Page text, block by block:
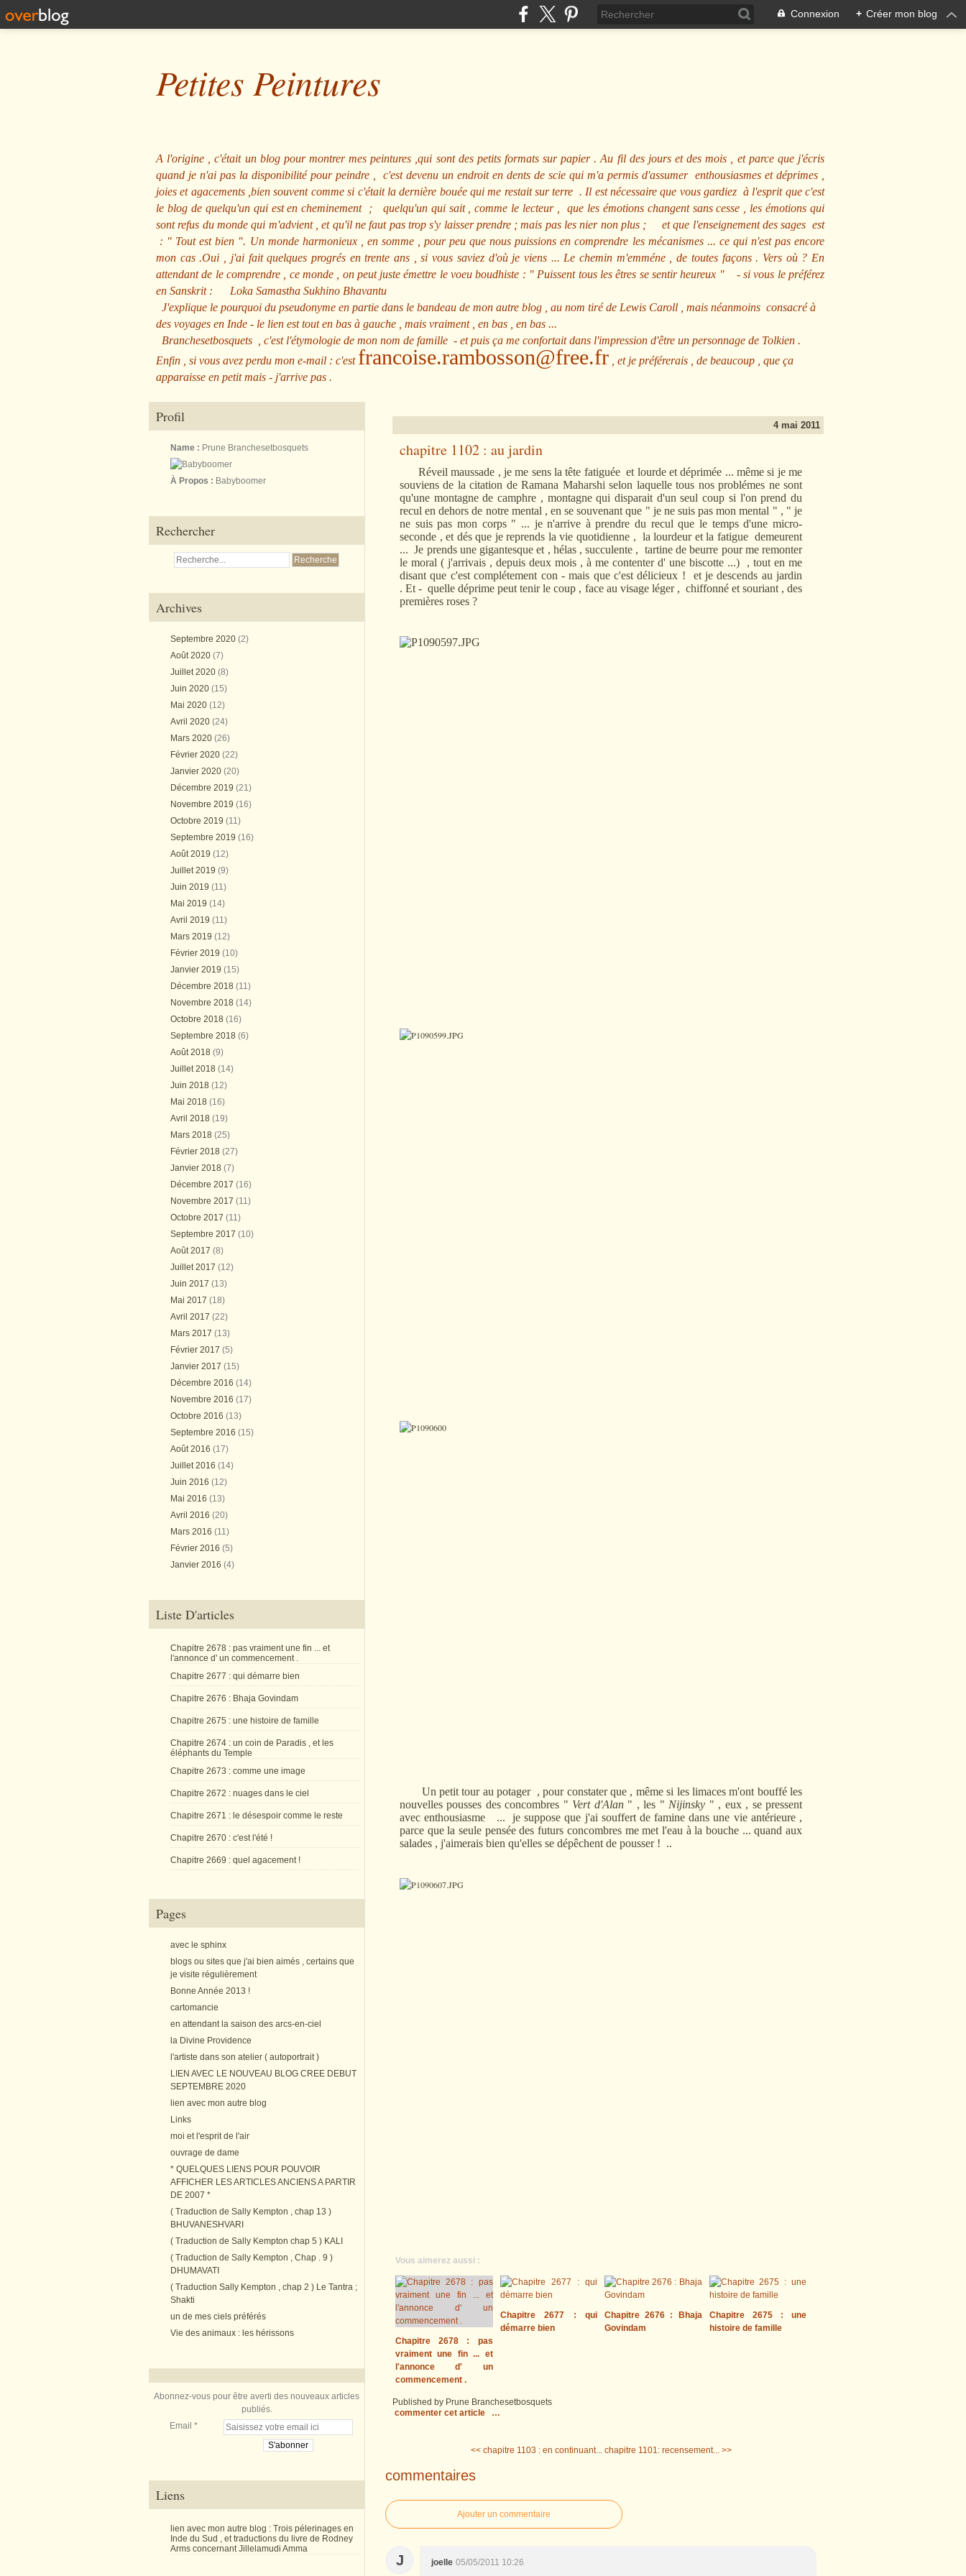
Connexion + Créer mon blog
Petites Peintures
A l'origine , c'était un blog pour montrer mes peintures ,qui sont des petits formats sur papier . Au fil des jours et des mois , et parce que j'écris
quand je n'ai pas la disponibilité pour peindre , c'est devenu un endroit en dents de scie qui m'a permis d'assumer enthousiasmes et déprimes ,
joies et agacements ,bien souvent comme si c'était la dernière bouée qui me restait sur terre . Il est nécessaire que vous gardiez à l'esprit que c'est
le blog de quelqu'un qui est en cheminement ; quelqu'un qui sait , comme le lecteur , que les émotions changent sans cesse , les émotions qui
sont refus du monde qui m'advient , et qu'il ne faut pas trop s'y laisser prendre ; mais pas les nier non plus ; et que l'enseignement des sages est
: " Tout est bien ". Un monde harmonieux , en somme , pour peu que nous puissions en comprendre les mécanismes ... ce qui n'est pas encore
mon cas .Oui , j'ai fait quelques progrés en trente ans , si vous saviez d'où je viens ... Le chemin m'emméne , de toutes façons . Vers où ? En
attendant de le comprendre , ce monde , on peut juste émettre le voeu boudhiste : " Puissent tous les êtres se sentir heureux " - si vous le préférez
en Sanskrit : Loka Samastha Sukhino Bhavantu
J'explique le pourquoi du pseudonyme en partie dans le bandeau de mon autre blog , au nom tiré de Lewis Caroll , mais néanmoins consacré à
des voyages en Inde - le lien est tout en bas à gauche , mais vraiment , en bas , en bas ...
Branchesetbosquets
, c'est l'étymologie de mon nom de famille - et puis ça me confortait dans l'impression d'être un personnage de Tolkien .
Enfin , si vous avez perdu mon e-mail : c'est francoise.rambosson@free.fr , et je préférerais , de beaucoup , que ça
apparaisse en petit mais - j'arrive pas .
Profil
Name : Prune Branchesetbosquets
À Propos : Babyboomer
Rechercher
Archives
Septembre 2020 (2)
Août 2020 (7)
Juillet 2020 (8)
Juin 2020 (15)
Mai 2020 (12)
Avril 2020 (24)
Mars 2020 (26)
Février 2020 (22)
Janvier 2020 (20)
Décembre 2019 (21)
Novembre 2019 (16)
Octobre 2019 (11)
Septembre 2019 (16)
Août 2019 (12)
Juillet 2019 (9)
Juin 2019 (11)
Mai 2019 (14)
Avril 2019 (11)
Mars 2019 (12)
Février 2019 (10)
Janvier 2019 (15)
Décembre 2018 (11)
Novembre 2018 (14)
Octobre 2018 (16)
Septembre 2018 (6)
Août 2018 (9)
Juillet 2018 (14)
Juin 2018 (12)
Mai 2018 (16)
Avril 2018 (19)
Mars 2018 (25)
Février 2018 (27)
Janvier 2018 (7)
Décembre 2017 (16)
Novembre 2017 (11)
Octobre 2017 (11)
Septembre 2017 (10)
Août 2017 (8)
Juillet 2017 (12)
Juin 2017 (13)
Mai 2017 (18)
Avril 2017 (22)
Mars 2017 (13)
Février 2017 (5)
Janvier 2017 (15)
Décembre 2016 (14)
Novembre 2016 (17)
Octobre 2016 (13)
Septembre 2016 (15)
Août 2016 (17)
Juillet 2016 (14)
Juin 2016 (12)
Mai 2016 (13)
Avril 2016 (20)
Mars 2016 (11)
Février 2016 (5)
Janvier 2016 (4)
Liste D'articles
Chapitre 2678 : pas vraiment une fin ... et
l'annonce d' un commencement .
Chapitre 2677 : qui démarre bien
Chapitre 2676 : Bhaja Govindam
Chapitre 2675 : une histoire de famille
Chapitre 2674 : un coin de Paradis , et les
éléphants du Temple
Chapitre 2673 : comme une image
Chapitre 2672 : nuages dans le ciel
Chapitre 2671 : le désespoir comme le reste
Chapitre 2670 : c'est l'été !
Chapitre 2669 : quel agacement !
Pages
avec le sphinx
blogs ou sites que j'ai bien aimés , certains que
je visite régulièrement
Bonne Année 2013 !
cartomancie
en attendant la saison des arcs-en-ciel
la Divine Providence
l'artiste dans son atelier ( autoportrait )
LIEN AVEC LE NOUVEAU BLOG CREE DEBUT
SEPTEMBRE 2020
lien avec mon autre blog
Links
moi et l'esprit de l'air
ouvrage de dame
* QUELQUES LIENS POUR POUVOIR
AFFICHER LES ARTICLES ANCIENS A PARTIR
DE 2007 *
( Traduction de Sally Kempton , chap 13 )
BHUVANESHVARI
( Traduction de Sally Kempton chap 5 ) KALI
( Traduction de Sally Kempton , Chap . 9 )
DHUMAVATI
( Traduction Sally Kempton , chap 2 ) Le Tantra ;
Shakti
un de mes ciels préférés
Vie des animaux : les hérissons
Abonnez-vous pour être averti des nouveaux articles
publiés.
Email
Liens
lien avec mon autre blog : Trois pélerinages en
Inde du Sud , et traductions du livre de Rodney
Arms concernant Jillelamudi Amma
4 mai 2011
chapitre 1102 : au jardin
Réveil maussade , je me sens la tête fatiguée et lourde et déprimée ... même si je me
souviens de la citation de Ramana Maharshi selon laquelle tous nos problémes ne sont
qu'une montagne de camphre , montagne qui disparait d'un seul coup si l'on prend du
recul en dehors de notre mental , en se souvenant que " je ne suis pas mon mental " , " je
ne suis pas mon corps " ... je n'arrive à prendre du recul que le temps d'une micro-
seconde , et dés que je reprends la vie quotidienne , la lourdeur et la fatigue demeurent
... Je prends une gigantesque et , hélas , succulente , tartine de beurre pour me remonter
le moral ( j'arrivais , depuis deux mois , à me contenter d' une biscotte ...) , tout en me
disant que c'est complétement con - mais que c'est délicieux ! et je descends au jardin
. Et - quelle déprime peut tenir le coup , face au visage léger , chiffonné et souriant , des
premières roses ?
Un petit tour au potager , pour constater que , même si les limaces m'ont bouffé les
nouvelles pousses des concombres " Vert d'Alan" , les " Nijinsky " , eux , se pressent
avec enthousiasme ... je suppose que j'ai souffert de famine dans une vie antérieure ,
parce que la seule pensée des futurs concombres me met l'eau à la bouche ... quand aux
salades , j'aimerais bien qu'elles se dépêchent de pousser ! ..
Vous aimerez aussi :
Chapitre 2678 : pas
vraiment une fin ... et
l'annonce d' un
commencement .
Chapitre 2677 : qui
démarre bien
Chapitre 2676 : Bhaja
Govindam
Chapitre 2675 : une
histoire de famille
Published by Prune Branchesetbosquets
commenter cet article
…
<< chapitre 1103 : en continuant... chapitre 1101: recensement... >>
commentaires
Ajouter un commentaire
J joelle 05/05/2011 10:26